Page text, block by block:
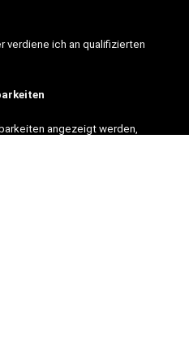
verdiene ich an qualifizierten
angezeigt werden,